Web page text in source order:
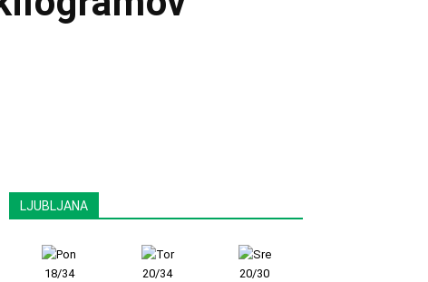
LJUBLJANA
18/34
20/34
20/30